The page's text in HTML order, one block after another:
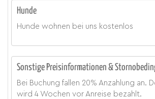
Hunde
Hunde wohnen bei uns kostenlos
Sonstige Preisinformationen &
Bei Buchung fallen 20% Anzahlung an.
wird 4 Wochen vor Anreise bezahlt.